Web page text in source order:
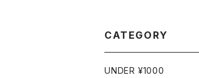
CATEGORY
UNDER ¥1000